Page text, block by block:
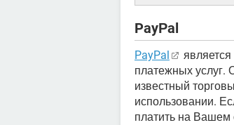
PayРal
PayPal
платежных услуг.
известный
использовании.
платить на Вашем